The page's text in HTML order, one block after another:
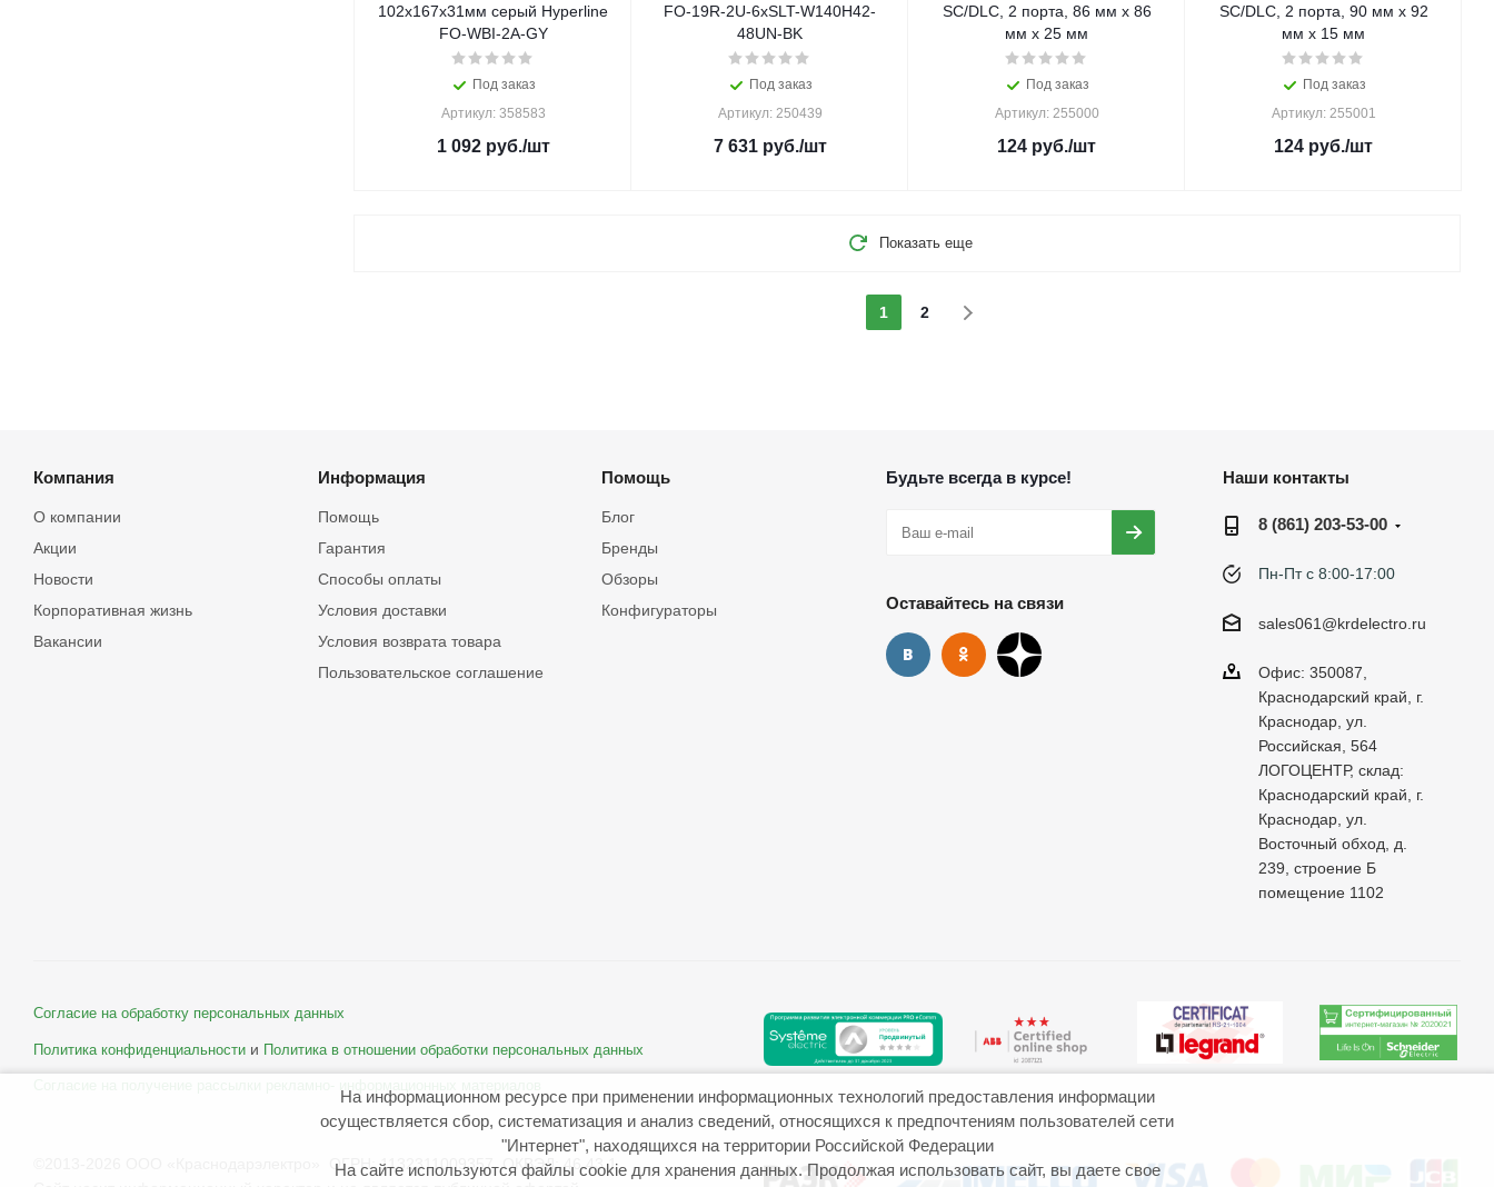
102х167х31мм серый Hyperline
FO-WBI-2A-GY
Под заказ
Артикул: 358583
1 092руб./шт
FO-19R-2U-6xSLT-W140H42-
48UN-BK
Под заказ
Артикул: 250439
7 631руб./шт
SC/DLC, 2 порта, 86 мм х 86
мм х 25 мм
Под заказ
Артикул: 255000
124 руб./шт
SC/DLC, 2 порта, 90 мм х 92
мм х 15 мм
Под заказ
Артикул: 255001
124 руб./шт
Показать еще
1 2
Компания
О компании
Акции
Новости
Корпоративная жизнь
Вакансии
Информация
Помощь
Гарантия
Способы оплаты
Условия доставки
Условия возврата товара
Пользовательское соглашение
Помощь
Блог
Бренды
Обзоры
Конфигураторы
Будьте всегда в курсе!
Оставайтесь на связи
Наши контакты
8 (861) 203-53-00
Пн-Пт с 8:00-17:00
sales061@krdelectro.ru
Офис: 350087,
Краснодарский край, г.
Краснодар, ул.
Российская, 564
ЛОГОЦЕНТР, склад:
Краснодарский край, г.
Краснодар, ул.
Восточный обход, д.
239, строение Б
помещение 1102
Согласие на обработку персональных данных
Политика конфиденциальности и Политика в отношении обработки персональных данных
©2013-2026 ООО «Краснодарэлектро» ОГРН: 1132311009357 ОКВЭД: 46.43.1
На информационном ресурсе при применении информационных технологий предоставления информации
осуществляется сбор, систематизация и анализ сведений, относящихся к предпочтениям пользователей сети
"Интернет", находящихся на территории Российской Федерации
На сайте используются файлы cookie для хранения данных. Продолжая использовать сайт, вы даете свое